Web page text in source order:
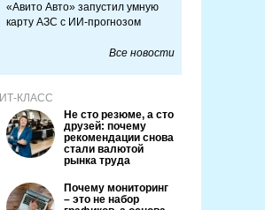
«Авито Авто» запустил умную
карту АЗС с ИИ-прогнозом
Все новости
ИТ-КЛАСС
Не сто резюме, а сто
друзей: почему
рекомендации снова
стали валютой
рынка труда
Почему мониторинг
– это не набор